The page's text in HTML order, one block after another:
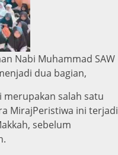
Nabi Muhammad SAW
dua bagian,
merupakan salah satu
MirajPeristiwa ini terjadi
sebelum